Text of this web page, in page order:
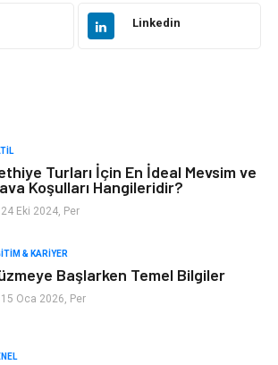
Elektronik
Gençlik & Eğlence
Evlilik Rehberi
Linkedin
Turları İçin En İdeal Mevsim ve
Koşulları Hangileridir?
Eki 2024, Per
& KARIYER
Başlarken Temel Bilgiler
Oca 2026, Per